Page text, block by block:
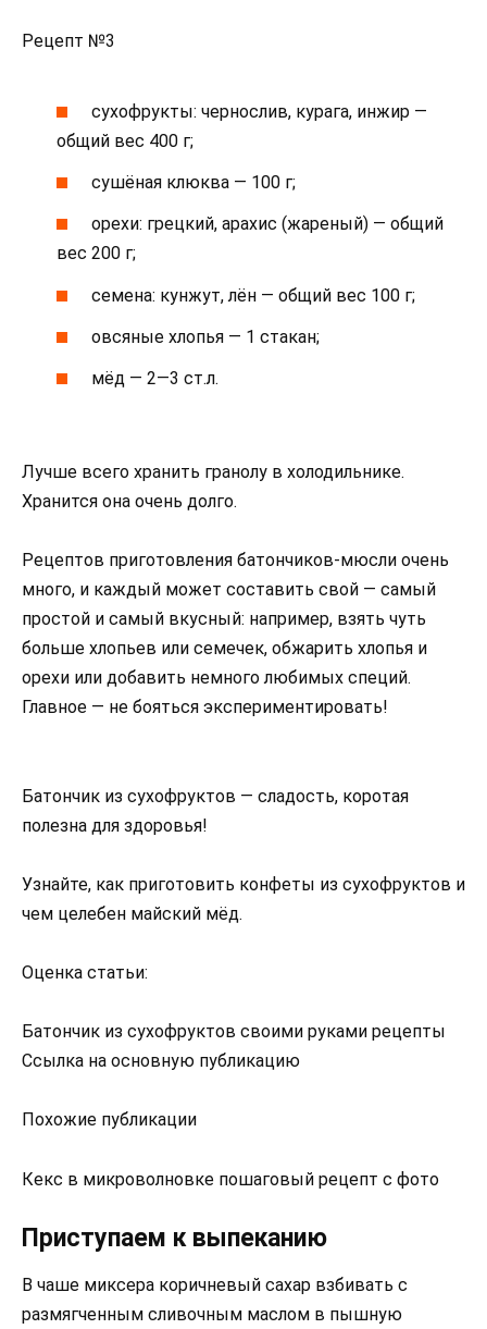
Рецепт №3
сухофрукты: чернослив, курага, инжир —
общий вес 400 г;
сушёная клюква — 100 г;
орехи: грецкий, арахис (жареный) — общий
вес 200 г;
семена: кунжут, лён — общий вес 100 г;
овсяные хлопья — 1 стакан;
мёд — 2—3 ст.л.
Лучше всего хранить гранолу в холодильнике.
Хранится она очень долго.
Рецептов приготовления батончиков-мюсли очень
много, и каждый может составить свой — самый
простой и самый вкусный: например, взять чуть
больше хлопьев или семечек, обжарить хлопья и
орехи или добавить немного любимых специй.
Главное — не бояться экспериментировать!
Батончик из сухофруктов — сладость, коротая
полезна для здоровья!
Узнайте, как приготовить конфеты из сухофруктов и
чем целебен майский мёд.
Оценка статьи:
Батончик из сухофруктов своими руками рецепты
Ссылка на основную публикацию
Похожие публикации
Кекс в микроволновке пошаговый рецепт с фото
Приступаем к выпеканию
В чаше миксера коричневый сахар взбивать с
размягченным сливочным маслом в пышную